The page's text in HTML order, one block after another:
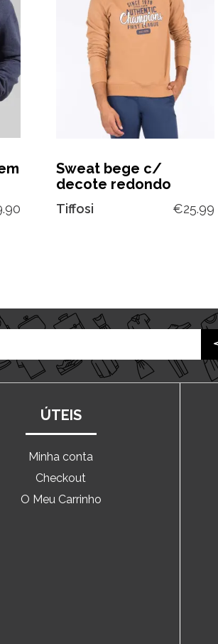
Sweat bege c/
decote redondo
Tiffosi €25.99
ÚTEIS
Minha conta
Checkout
O Meu Carrinho